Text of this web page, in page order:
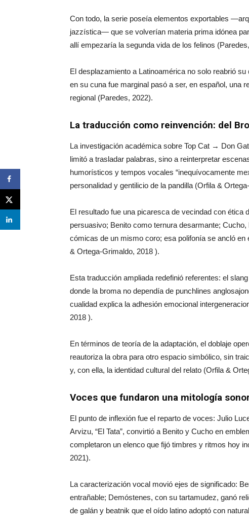
Con todo, la serie poseía elementos exportables
jazzística— que se volverían materia prima idónea
allí empezaría la segunda vida de los felinos
El desplazamiento a Latinoamérica no solo reabrió
en su cuna fue marginal pasó a ser, en español, una
regional (Paredes, 2022).
La traducción como reinvención: del
La investigación académica sobre Top Cat → Don
limitó a trasladar palabras, sino a reinterpretar
humorísticos y tempos vocales “inequívocamente
personalidad y gentilicio de la pandilla (Orfila &
El resultado fue una picaresca de vecindad con
persuasivo; Benito como ternura desarmante;
cómicas de un mismo coro; esa polifonía se ancló
& Ortega-Grimaldo, 2018 ).
Esta traducción ampliada redefinió referentes: el
donde la broma no dependía de punchlines
cualidad explica la adhesión emocional
2018 ).
En términos de teoría de la adaptación, el doblaje
reautoriza la obra para otro espacio simbólico, sin
y, con ella, la identidad cultural del relato (Orfila &
Voces que fundaron una mitología
El punto de inflexión fue el reparto de voces: Julio
Arvizu, “El Tata”, convirtió a Benito y Cucho en
completaron un elenco que fijó timbres y ritmos hoy
2021).
La caracterización vocal movió ejes de significado:
entrañable; Demóstenes, con su tartamudez, ganó
de galán y beatnik que el oído latino adoptó con